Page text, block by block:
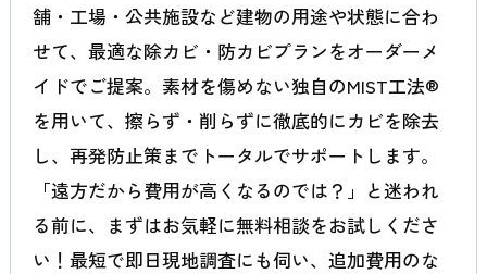
舗・工場・公共施設など建物の用途や状態に合わ
せて、最適な除カビ・防カビプランをオーダーメ
イドでご提案。素材を傷めない独自のMIST工法®
を用いて、擦らず・削らずに徹底的にカビを除去
し、再発防止策までトータルでサポートします。
「遠方だから費用が高くなるのでは？」と迷われ
る前に、まずはお気軽に無料相談をお試しくださ
い！最短で即日現地調査にも伺い、追加費用のな